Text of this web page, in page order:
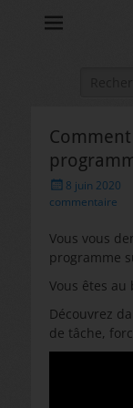
Posted
on
8 juin 2020
commentaire
Vous vous
programme
Vous êtes au
Découvrez
de tâche,